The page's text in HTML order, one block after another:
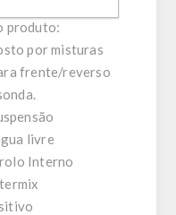
produto:
por misturas
frente/reverso
livre
Interno